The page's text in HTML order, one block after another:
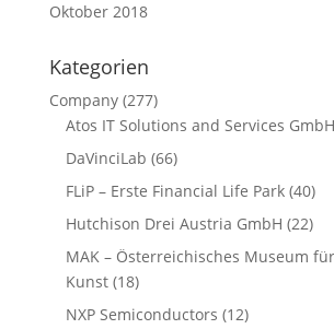
Oktober 2018
Kategorien
Company(277)
Atos IT Solutions and Services GmbH
DaVinciLab (66)
FLiP – Erste Financial Life Park(40)
Hutchison Drei Austria GmbH (22)
MAK – Österreichisches Museum
Kunst(18)
NXP Semiconductors (12)